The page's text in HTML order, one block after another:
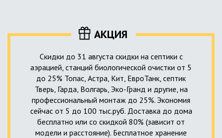
АКЦИЯ
Скидки до 31 августа скидки на септики с
аэрацией, станций биологической очистки от 5
до 25% Топас, Астра, Кит, ЕвроТанк, септик
Тверь, Гарда, Волгарь, Эко-Гранд и другие, на
профессиональный монтаж до 25%. Экономия
сейчас от 5 до 100 тыс.руб. Доставка до дома
бесплатно или со скидкой 80% (зависит от
модели и расстояние). Бесплатное хранение